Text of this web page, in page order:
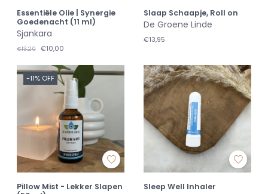
Essentiële Olie | Synergie
Goedenacht (11 ml)
Sjankara
€13,20 €10,00
Slaap Schaapje, Roll on
De Groene Linde
€13,95
-11% OFF
Pillow Mist - Lekker Slapen
Sleep Well Inhaler